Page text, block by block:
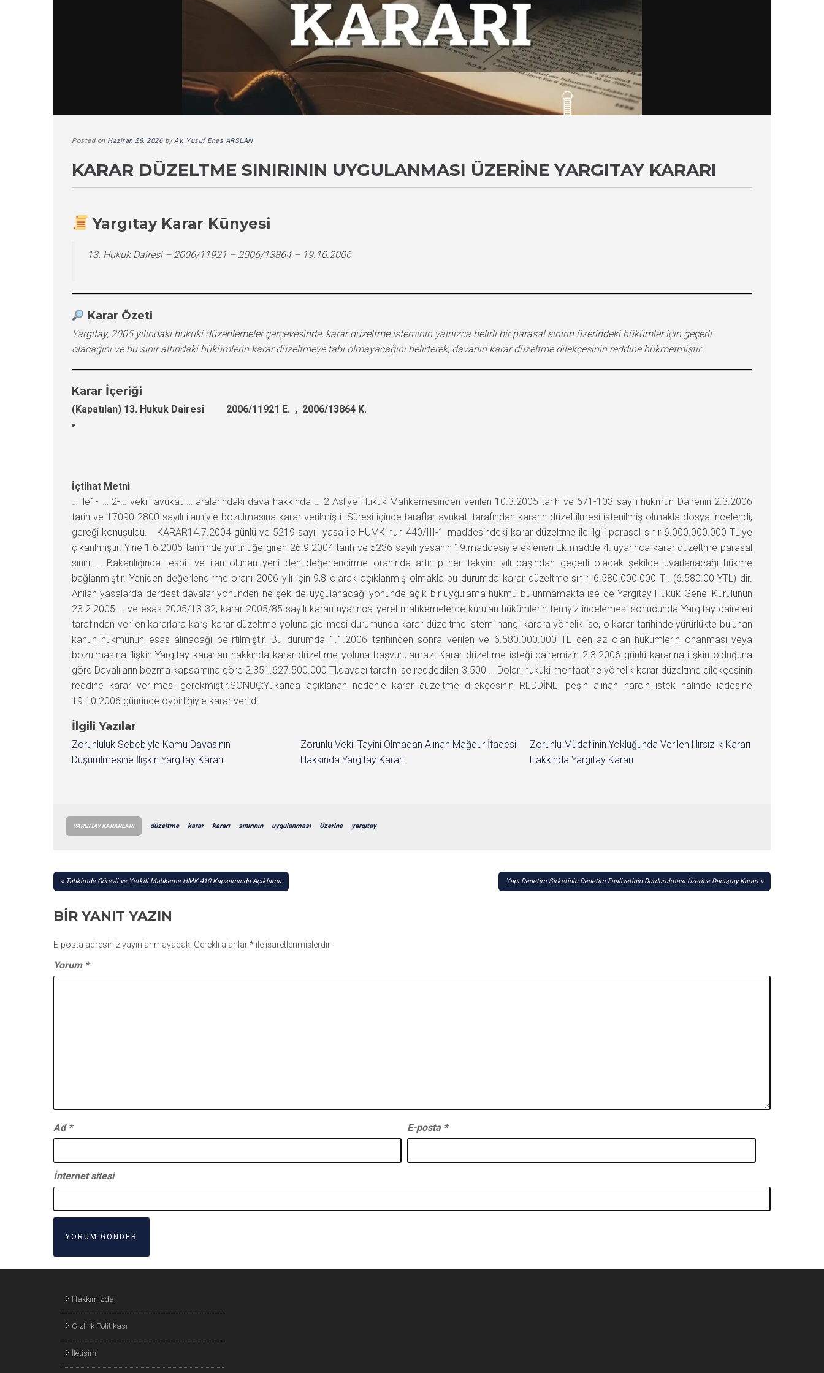
Posted on Haziran 28, 2026byAv. Yusuf Enes ARSLAN
KARAR DÜZELTME SINIRININ UYGULANMASI ÜZERINE YARGITAY KARARI
Yargıtay Karar Künyesi
13. Hukuk Dairesi – 2006/11921 – 2006/13864 – 19.10.2006
Karar Özeti
Yargıtay, 2005 yılındaki hukuki düzenlemeler çerçevesinde, karar düzeltme isteminin yalnızca belirli bir parasal sınırın üzerindeki hükümler için geçerli
olacağını ve bu sınır altındaki hükümlerin karar düzeltmeye tabi olmayacağını belirterek, davanın karar düzeltme dilekçesinin reddine hükmetmiştir.
Karar İçeriği
(Kapatılan) 13. Hukuk Dairesi 2006/11921 E. , 2006/13864 K.
İçtihat Metni
… ile1- … 2-… vekili avukat … aralarındaki dava hakkında … 2 Asliye Hukuk Mahkemesinden verilen 10.3.2005 tarih ve 671-103 sayılı hükmün Dairenin 2.3.2006
tarih ve 17090-2800 sayılı ilamiyle bozulmasına karar verilmişti. Süresi içinde taraflar avukatı tarafından kararın düzeltilmesi istenilmiş olmakla dosya incelendi,
gereği konuşuldu. KARAR14.7.2004 günlü ve 5219 sayılı yasa ile HUMK nun 440/III-1 maddesindeki karar düzeltme ile ilgili parasal sınır 6.000.000.000 TL’ye
çıkarılmıştır. Yine 1.6.2005 tarihinde yürürlüğe giren 26.9.2004 tarih ve 5236 sayılı yasanın 19.maddesiyle eklenen Ek madde 4. uyarınca karar düzeltme parasal
sınırı … Bakanlığınca tespit ve ilan olunan yeni den değerlendirme oranında artırılıp her takvim yılı başından geçerli olacak şekilde uyarlanacağı hükme
bağlanmıştır. Yeniden değerlendirme oranı 2006 yılı için 9,8 olarak açıklanmış olmakla bu durumda karar düzeltme sınırı 6.580.000.000 Tl. (6.580.00 YTL) dir.
Anılan yasalarda derdest davalar yönünden ne şekilde uygulanacağı yönünde açık bir uygulama hükmü bulunmamakta ise de Yargıtay Hukuk Genel Kurulunun
23.2.2005 … ve esas 2005/13-32, karar 2005/85 sayılı kararı uyarınca yerel mahkemelerce kurulan hükümlerin temyiz incelemesi sonucunda Yargıtay daireleri
tarafından verilen kararlara karşı karar düzeltme yoluna gidilmesi durumunda karar düzeltme istemi hangi karara yönelik ise, o karar tarihinde yürürlükte bulunan
kanun hükmünün esas alınacağı belirtilmiştir. Bu durumda 1.1.2006 tarihinden sonra verilen ve 6.580.000.000 TL den az olan hükümlerin onanması veya
bozulmasına ilişkin Yargıtay kararları hakkında karar düzeltme yoluna başvurulamaz. Karar düzeltme isteği dairemizin 2.3.2006 günlü kararına ilişkin olduğuna
göre Davalıların bozma kapsamına göre 2.351.627.500.000 Tl,davacı tarafın ise reddedilen 3.500 … Doları hukuki menfaatine yönelik karar düzeltme dilekçesinin
reddine karar verilmesi gerekmiştir.SONUÇ:Yukarıda açıklanan nedenle karar düzeltme dilekçesinin REDDİNE, peşin alınan harcın istek halinde iadesine
19.10.2006 gününde oybirliğiyle karar verildi.
İlgili Yazılar
Zorunluluk Sebebiyle Kamu Davasının
Düşürülmesine İlişkin Yargıtay Kararı
Zorunlu Vekil Tayini Olmadan Alınan Mağdur İfadesi
Hakkında Yargıtay Kararı
Zorunlu Müdafiinin Yokluğunda Verilen Hırsızlık Kararı
Hakkında Yargıtay Kararı
YARGITAY KARARLARI düzeltme karar kararı sınırının uygulanması Üzerine yargıtay
YAZI
Tahkimde Görevli ve Yetkili Mahkeme HMK 410 Kapsamında Açıklama Yapı Denetim Şirketinin Denetim Faaliyetinin Durdurulması Üzerine Danıştay Kararı
BIR YANIT YAZIN
E-posta adresiniz yayınlanmayacak. Gerekli alanlar* ile işaretlenmişlerdir
Yorum *
Ad * E-posta *
İnternet sitesi
Hakkımızda
Gizlilik Politikası
İletişim